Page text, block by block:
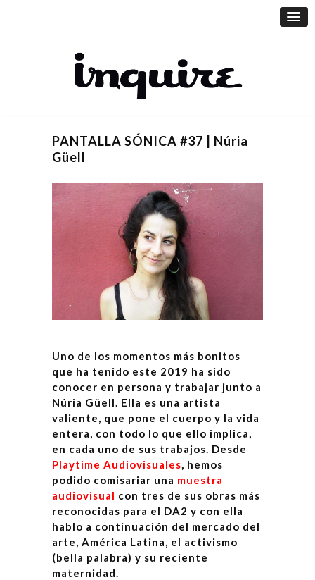
PANTALLA SÓNICA #37 | Núria
Güell
Uno de los momentos más bonitos
que ha tenido este 2019 ha sido
conocer en persona y trabajar junto a
Núria Güell. Ella es una artista
valiente, que pone el cuerpo y la vida
entera, con todo lo que ello implica,
en cada uno de sus trabajos. Desde
Playtime Audiovisuales, hemos
podido comisariar una muestra
audiovisual con tres de sus obras más
reconocidas para el DA2 y con ella
hablo a continuación del mercado del
arte, América Latina, el activismo
(bella palabra) y su reciente
maternidad.